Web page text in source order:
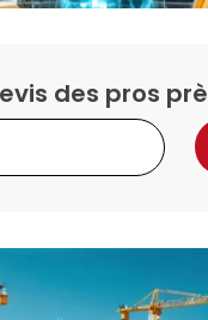
des pros